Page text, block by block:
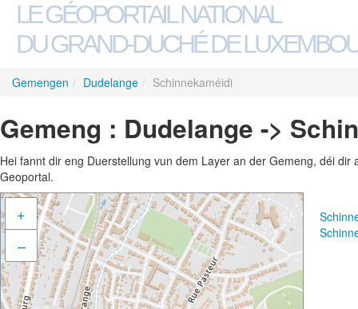
LE GÉOPORTAIL NATIONAL
DU GRAND-DUCHÉ DE
Gemengen / Dudelange / Schinnekaméidi
Gemeng : Dudelange ->
Hei fannt dir eng Duerstellung vun dem Layer an der Gemeng, déi
Geoportal.
+
–